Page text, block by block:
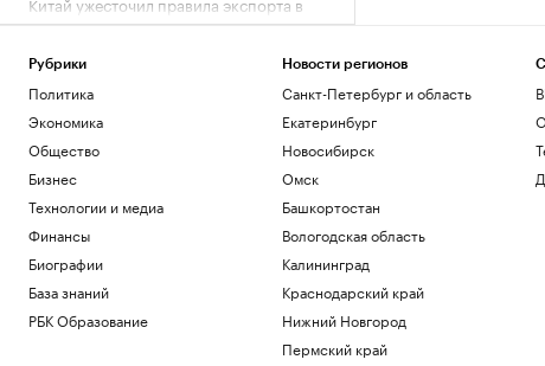
США беспилотников и комплектующих
Рубрики
Политика
Экономика
Общество
Бизнес
Технологии и медиа
Финансы
Биографии
База знаний
РБК Образование
Новости регионов
Санкт-Петербург и область
Екатеринбург
Новосибирск
Омск
Башкортостан
Вологодская область
Калининград
Краснодарский край
Нижний Новгород
Пермский край